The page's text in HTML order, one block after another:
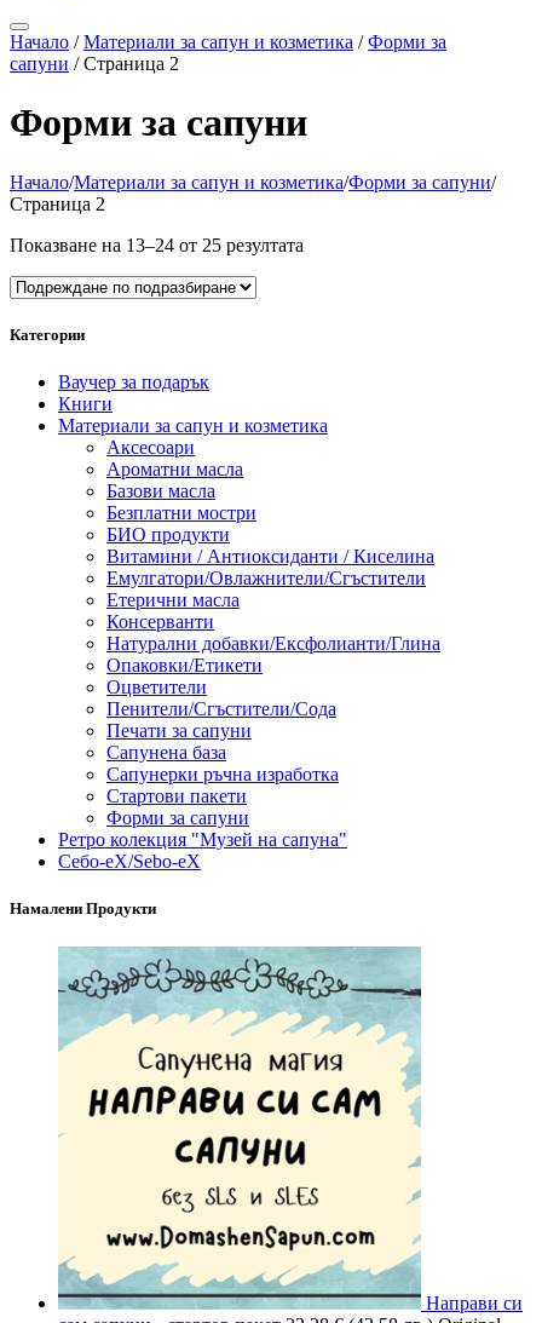
Начало /Материали за сапун и козметика /Форми за
сапуни / Страница 2
Форми за сапуни
Начало/Материали за сапун и козметика/Форми за сапуни/
Страница 2
Показване на 13–24 от 25 резултата
Категории
Ваучер за подарък
Книги
Материали за сапун и козметика
Аксесоари
Ароматни масла
Базови масла
Безплатни мостри
БИО продукти
Витамини / Антиоксиданти / Киселина
Емулгатори/Овлажнители/Сгъстители
Етерични масла
Консерванти
Натурални добавки/Ексфолианти/Глина
Опаковки/Етикети
Оцветители
Пенители/Сгъстители/Сода
Печати за сапуни
Сапунена базa
Сапунерки ръчна изработка
Стартови пакети
Форми за сапуни
Ретро колекция "Музей на сапуна"
Себо-еХ/Sebo-eX
Намалени Продукти
Направи си